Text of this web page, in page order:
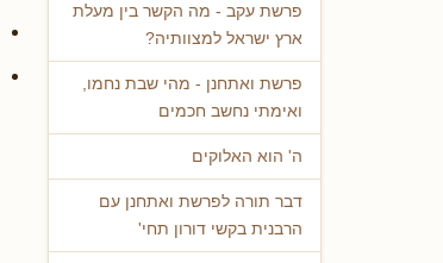
פרשת עקב - מה הקשר בין מעלת
ארץ ישראל למצוותיה?
פרשת ואתחנן - מהי שבת נחמו,
ואימתי נחשב חכמים
ה' הוא האלוקים
דבר תורה לפרשת ואתחנן עם
הרבנית בקשי דורון תחי'